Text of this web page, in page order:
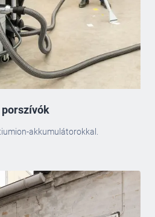
akkumulátorokkal.